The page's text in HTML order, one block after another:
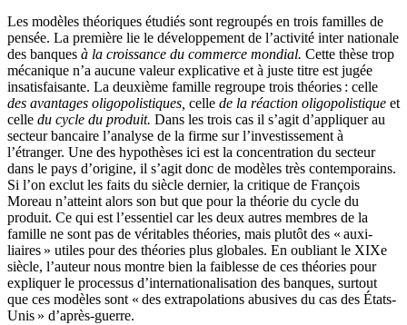
Les modèles théoriques étudiés sont regroupés en trois familles de
pensée. La première lie le développement de l’activité inter­ nationale
des banques à la croissance du commerce mondial. Cette thèse trop
mécanique n’a aucune valeur explicative et à juste titre est jugée
insatisfaisante. La deuxième famille regroupe trois théories : celle
des avantages oligopolistiques, celle de la réaction oligopolistique et
celle du cycle du produit. Dans les trois cas il s’agit d’appliquer au
secteur bancaire l’analyse de la firme sur l’investissement à
l’étranger. Une des hypothèses ici est la concentration du secteur
dans le pays d’origine, il s’agit donc de modèles très contemporains.
Si l’on exclut les faits du siècle dernier, la critique de François
Moreau n’atteint alors son but que pour la théorie du cycle du
produit. Ce qui est l’essentiel car les deux autres membres de la
famille ne sont pas de véritables théories, mais plutôt des « auxi­
liaires » utiles pour des théories plus globales. En oubliant le XIXe
siècle, l’auteur nous montre bien la faiblesse de ces théories pour
expliquer le processus d’internationalisation des banques, surtout
que ces modèles sont « des extrapolations abusives du cas des États­
Unis » d’après-guerre.